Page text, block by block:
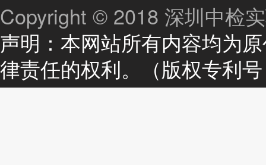
Copyright © 2018 深圳中检
声明：本网站所有内容均为
律责任的权利。（版权专利